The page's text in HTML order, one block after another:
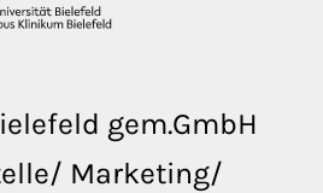
gem.GmbH
Marketing/